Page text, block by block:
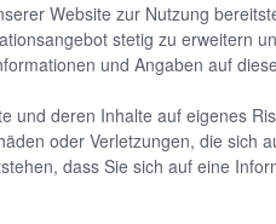
Website zur Nutzung
stetig zu erweitern
und Angaben auf
deren Inhalte auf eigenes
oder Verletzungen, die sich
dass Sie sich auf eine